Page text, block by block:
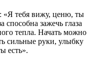
«Я тебя вижу, ценю, ты
зажечь глаза
тепла. Начать можно
сильные руки, улыбку
есть».